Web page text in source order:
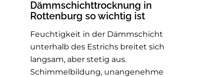
Dämmschichttrocknung in
Rottenburg so wichtig ist
Feuchtigkeit in der Dämmschicht
unterhalb des Estrichs breitet sich
langsam, aber stetig aus.
Schimmelbildung, unangenehme